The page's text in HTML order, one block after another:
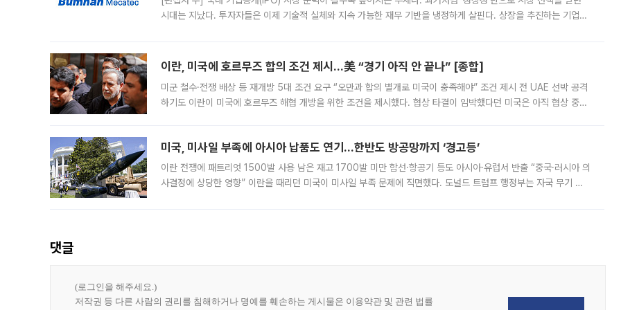
시대는 지났다. 투자자들은 이제 기술적 실체와 지속 가능한 재무 기반을 냉정하게 살핀다. 상장을 추진하는 기업들
이란, 미국에 호르무즈 합의 조건 제시…美 “경기 아직 안 끝나” [종합]
미군 철수·전쟁 배상 등 재개방 5대 조건 요구 “오만과 합의 별개로 미국이 충족해야” 조건 제시 전 UAE 선박 공격
하기도 이란이 미국에 호르무즈 해협 개방을 위한 조건을 제시했다. 협상 타결이 임박했다던 미국은 아직 협상 중이
미국, 미사일 부족에 아시아 납품도 연기…한반도 방공망까지 ‘경고등’
이란 전쟁에 패트리엇 1500발 사용 남은 재고 1700발 미만 함선·항공기 등도 아시아·유럽서 반출 “중국·러시아 의
사결정에 상당한 영향” 이란을 때리던 미국이 미사일 부족 문제에 직면했다. 도널드 트럼프 행정부는 자국 무기 공
댓글